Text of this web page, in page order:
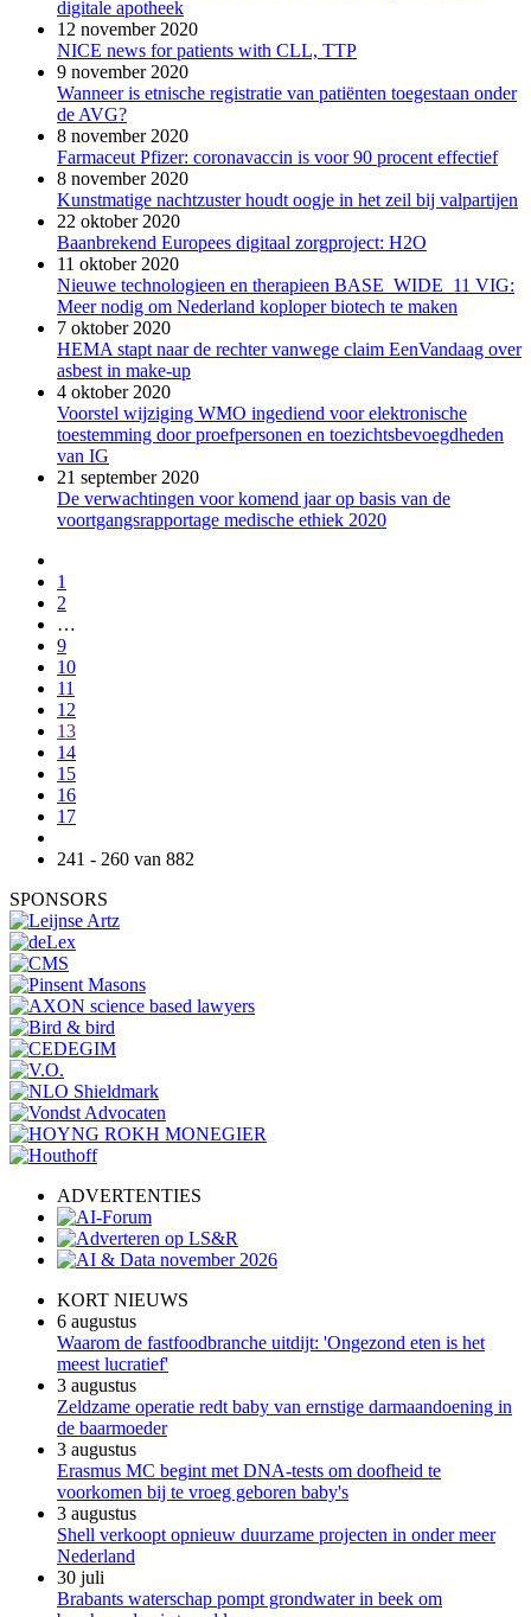
digitale apotheek
12 november 2020
NICE news for patients with CLL, TTP
9 november 2020
Wanneer is etnische registratie van patiënten toegestaan onder
de AVG?
8 november 2020
Farmaceut Pfizer: coronavaccin is voor 90 procent effectief
8 november 2020
Kunstmatige nachtzuster houdt oogje in het zeil bij valpartijen
22 oktober 2020
Baanbrekend Europees digitaal zorgproject: H2O
11 oktober 2020
Nieuwe technologieen en therapieen BASE_WIDE_11 VIG:
Meer nodig om Nederland koploper biotech te maken
7 oktober 2020
HEMA stapt naar de rechter vanwege claim EenVandaag over
asbest in make-up
4 oktober 2020
Voorstel wijziging WMO ingediend voor elektronische
toestemming door proefpersonen en toezichtsbevoegdheden
van IG
21 september 2020
De verwachtingen voor komend jaar op basis van de
voortgangsrapportage medische ethiek 2020
1
2
…
9
10
11
12
13
14
15
16
17
241 - 260 van 882
SPONSORS
ADVERTENTIES
KORT NIEUWS
6 augustus
Waarom de fastfoodbranche uitdijt: 'Ongezond eten is het
meest lucratief'
3 augustus
Zeldzame operatie redt baby van ernstige darmaandoening in
de baarmoeder
3 augustus
Erasmus MC begint met DNA-tests om doofheid te
voorkomen bij te vroeg geboren baby's
3 augustus
Shell verkoopt opnieuw duurzame projecten in onder meer
Nederland
30 juli
Brabants waterschap pompt grondwater in beek om